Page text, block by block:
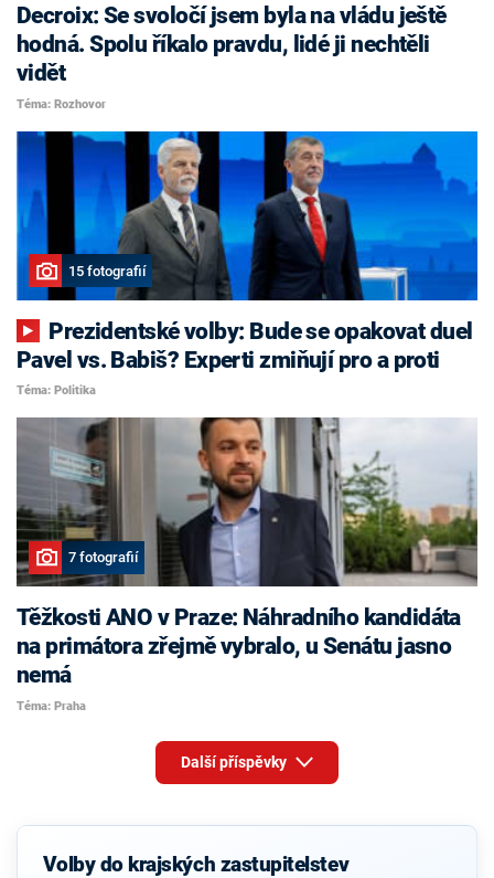
Decroix: Se svoločí jsem byla na vládu ještě
hodná. Spolu říkalo pravdu, lidé ji nechtěli
vidět
Téma: Rozhovor
15 fotografií
Pavel vs. Babiš? Experti zmiňují pro a proti
Téma: Politika
7 fotografií
Těžkosti ANO v Praze: Náhradního kandidáta
na primátora zřejmě vybralo, u Senátu jasno
nemá
Téma: Praha
Další příspěvky
Volby do krajských zastupitelstev